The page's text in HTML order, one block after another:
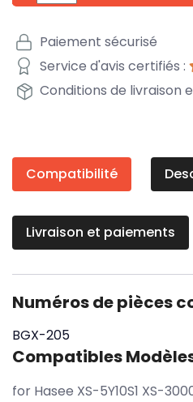
Paiement sécurisé
Service d'avis certifiés :
Conditions de livraison
Compatibilité
Livraison et paiements
Numéros de pièces
BGX-205
Compatibles
for Hasee XS-5Y10S1 XS-